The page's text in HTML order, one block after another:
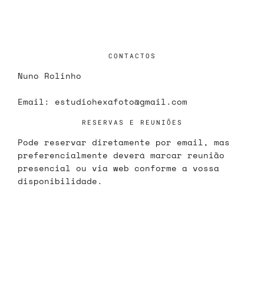
CONTACTOS
Nuno Rolinho
Email: estudiohexafoto@gmail.com
RESERVAS E REUNIÕES
Pode reservar diretamente por email, mas
preferencialmente deverá marcar reunião
presencial ou via web conforme a vossa
disponibilidade.